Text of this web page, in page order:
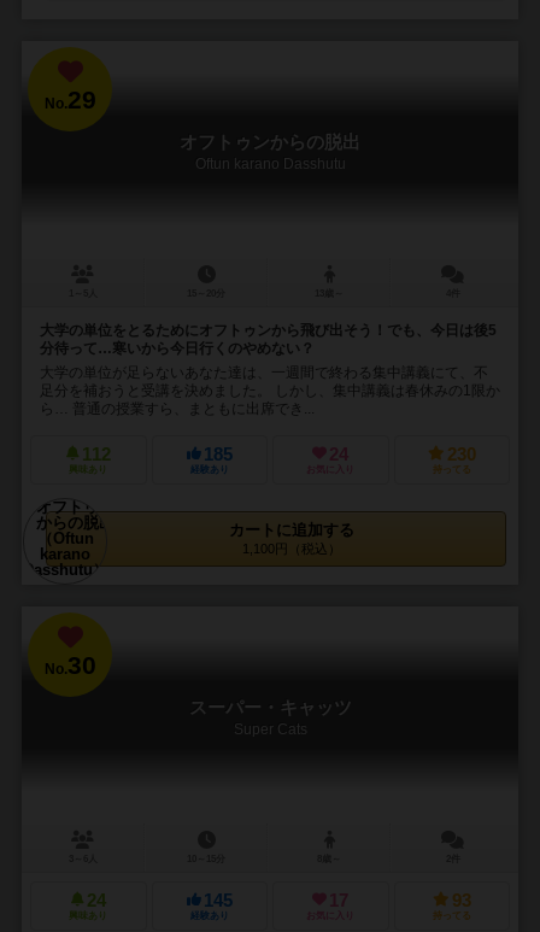
No.29
オフトゥンからの脱出
Oftun karano Dasshutu
大学の単位をとるためにオフトゥンから飛び出そう！でも、今日は後5
分待って…寒いから今日行くのやめない？
大学の単位が足らないあなた達は、一週間で終わる集中講義にて、不
足分を補おうと受講を決めました。 しかし、集中講義は春休みの1限か
ら… 普通の授業すら、まともに出席でき...
112
興味あり
185
経験あり
24
お気に入り
230
持ってる
カートに追加する
1,100円（税込）
No.30
スーパー・キャッツ
Super Cats
24
興味あり
145
経験あり
17
お気に入り
93
持ってる